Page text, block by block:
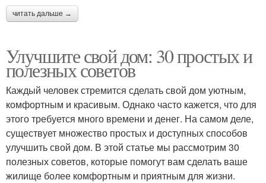
читать дальше →
Улучшите свой дом: 30 простых и
полезных советов
Каждый человек стремится сделать свой дом уютным,
комфортным и красивым. Однако часто кажется, что для
этого требуется много времени и денег. На самом деле,
существует множество простых и доступных способов
улучшить свой дом. В этой статье мы рассмотрим 30
полезных советов, которые помогут вам сделать ваше
жилище более комфортным и приятным для жизни.